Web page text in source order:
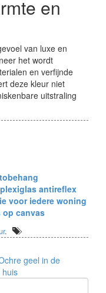
en
van luxe en
het wordt
en verfijnde
deze kleur niet
uitstraling
antireflex
voor iedere woning
op canvas
.
geel in de
huis